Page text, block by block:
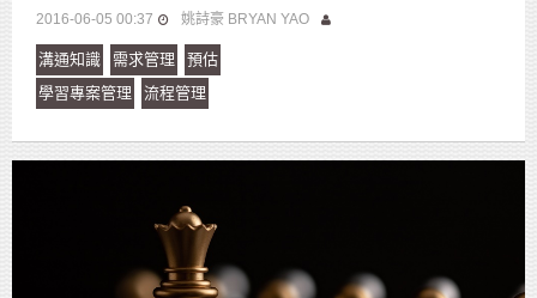
2016-06-05 00:37 姚詩豪 BRYAN YAO
溝通知識 需求管理
預估
學習專案管理
流程管理